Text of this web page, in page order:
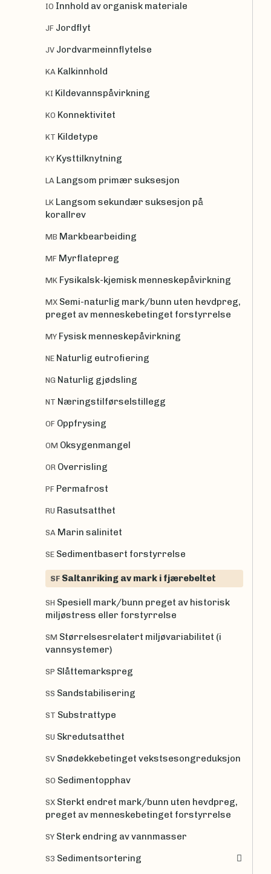
IO Innhold av organisk materiale
JF Jordflyt
JV Jordvarmeinnflytelse
KA Kalkinnhold
KI Kildevannspåvirkning
KO Konnektivitet
KT Kildetype
KY Kysttilknytning
LA Langsom primær suksesjon
LK Langsom sekundær suksesjon på
korallrev
MB Markbearbeiding
MF Myrflatepreg
MK Fysikalsk-kjemisk menneskepåvirkning
MX Semi-naturlig mark/bunn uten hevdpreg,
preget av menneskebetinget forstyrrelse
MY Fysisk menneskepåvirkning
NE Naturlig eutrofiering
NG Naturlig gjødsling
NT Næringstilførselstillegg
OF Oppfrysing
OM Oksygenmangel
OR Overrisling
PF Permafrost
RU Rasutsatthet
SA Marin salinitet
SE Sedimentbasert forstyrrelse
SF Saltanriking av mark i fjærebeltet
SH Spesiell mark/bunn preget av historisk
miljøstress eller forstyrrelse
SM Størrelsesrelatert miljøvariabilitet (i
vannsystemer)
SP Slåttemarkspreg
SS Sandstabilisering
ST Substrattype
SU Skredutsatthet
SV Snødekkebetinget vekstsesongreduksjon
SO Sedimentopphav
SX Sterkt endret mark/bunn uten hevdpreg,
preget av menneskebetinget forstyrrelse
SY Sterk endring av vannmasser
S3 Sedimentsortering